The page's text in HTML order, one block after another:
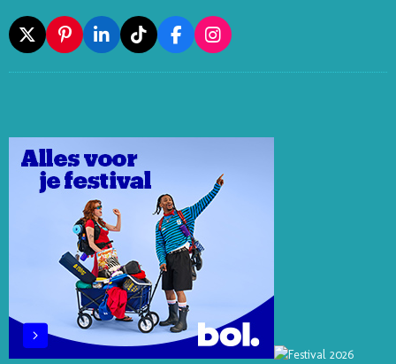
X
P
I
N
E
S
T
L
I
N
I
N
T
I
K
F
A
C
O
I
N
S
R
M